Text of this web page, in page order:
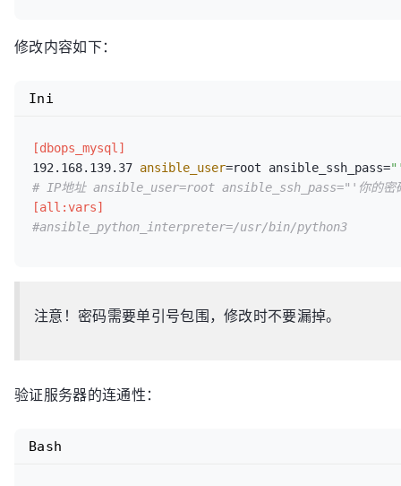
修改内容如下：
[dbops_mysql]
192.168.139.37 ansible_user=root ansible_ssh_pass=
# IP地址 ansible_user=root ansible_ssh_pass="'你的
[all:vars]
#ansible_python_interpreter=/usr/bin/python3
Ini
注意！密码需要单引号包围，修改时不要漏掉。
验证服务器的连通性：
Bash